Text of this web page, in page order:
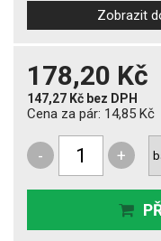
Zobrazit
178,20 Kč
147,27 Kč bez DPH
Cena za pár: 14,85 Kč
- +